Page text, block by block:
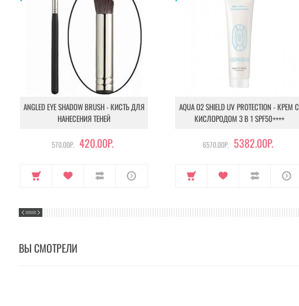
ANGLED EYE SHADOW BRUSH - КИСТЬ ДЛЯ
НАНЕСЕНИЯ ТЕНЕЙ
570.00Р. 420.00Р.
AQUA O2 SHIELD UV PROTECTION - КРЕМ С
КИСЛОРОДОМ 3 В 1 SPF50++++
6570.00Р. 5382.00Р.
ВЫ СМОТРЕЛИ